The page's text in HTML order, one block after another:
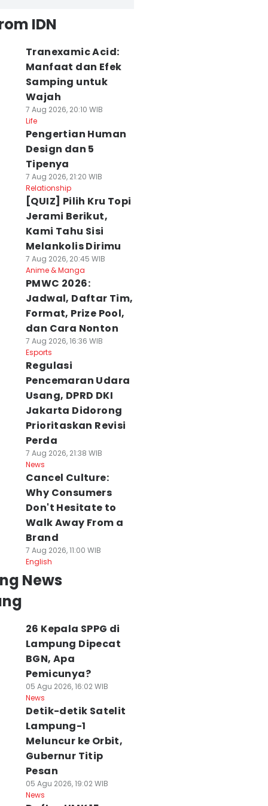
IDN
Tranexamic Acid:
Manfaat dan Efek
Samping untuk
Wajah
7 Aug 2026, 20:10 WIB
Life
Pengertian Human
Design dan 5
Tipenya
7 Aug 2026, 21:20 WIB
Relationship
[QUIZ] Pilih Kru Topi
Jerami Berikut,
Kami Tahu Sisi
Melankolis Dirimu
7 Aug 2026, 20:45 WIB
Anime & Manga
PMWC 2026:
Jadwal, Daftar Tim,
Format, Prize Pool,
dan Cara Nonton
7 Aug 2026, 16:36 WIB
Esports
Regulasi
Pencemaran Udara
Usang, DPRD DKI
Jakarta Didorong
Prioritaskan Revisi
Perda
7 Aug 2026, 21:38 WIB
News
Cancel Culture:
Why Consumers
Don't Hesitate to
Walk Away From a
Brand
7 Aug 2026, 11:00 WIB
English
News
26 Kepala SPPG di
Lampung Dipecat
BGN, Apa
Pemicunya?
05 Agu 2026, 16:02 WIB
News
Detik-detik Satelit
Lampung-1
Meluncur ke Orbit,
Gubernur Titip
Pesan
05 Agu 2026, 19:02 WIB
News